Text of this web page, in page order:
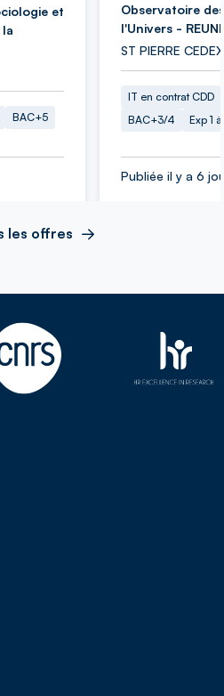
et
BAC+5
Observatoire
l'Univers -
ST PIERRE
IT en contrat CDD
BAC+3/4
Exp 1
Publiée il y a 6
les offres